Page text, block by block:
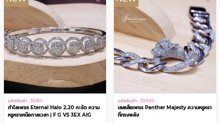
ดูทั้งหมด
กำไล,สร้อยข้อมือ
NEW NEW